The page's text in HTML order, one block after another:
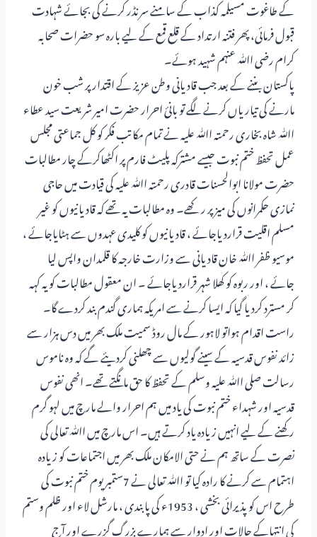
کے طاغوت مسیلمہ کذاب کے سامنے سرنڈر کرنے کی بجائے شہادت
قبول فرمائی، پھر فتنہ ارتداد کے قلع قمع کے لیے بارہ سو حضرات صحابہ
کرام رضی اﷲ عنہم شہید ہوئے۔
پاکستان بننے کے بعد جب قادیانی وطن عزیز کے اقتدار پر شب خون
مارنے کی تیاریاں کرنے لگے تو بانیٔ احرار حضرت امیر شریعت سید عطاء
اﷲ شاہ بخاری رحمتہ اﷲ علیہ نے تمام مکاتب فکر کو کل جماعتی مجلس
عمل تحفظ ختم نبوت جیسے مشترکہ پلیٹ فارم پر اکٹھاکرکے چار مطالبات
حضرت مولانا ابوالحسنات قادری رحمتہ اﷲ علیہ کی قیادت میں حاجی
نمازی حکمرانوں کی میز پر رکھے۔ وہ مطالبات یہ تھے کہ قادیانیوں کو غیر
مسلم اقلیت قراردیاجائے ، قادیانیوں کو کلیدی عہدوں سے ہٹایاجائے ،
موسیو ظفر اﷲ خان قادیانی سے وزارت خارجہ کا قلمدان واپس لیا
جائے ، اور ربوہ کو کھلا شہر قراردیاجائے ۔ ان معقول مطالبات کو یہ کہہ
کر مسترد کردیا گیا کہ ایسا کرنے سے امریکہ ہماری گندم بند کردے گا۔
راست اقدام ہواتو لاہور کے مال روڈ سمیت ملک بھر میں دس ہزار سے
زائد نفوس قدسیہ کے سینے گولیوں سے چھلنی کردیئے گے کہ وہ ناموس
رسالت صلی اﷲ علیہ وسلم کے تحفظ کا حق مانگتے تھے۔ انھی نفوس
قدسیہ اور شہداء ختم نبوت کی یاد میں ہم احرار والے مارچ میں لہو گرم
رکھنے کے لیے انہیں زیادہ یاد کرتے ہیں۔ اس مارچ میں اﷲ تعالی کی
نصرت کے ساتھ ہم نے حتی الامکان ملک بھر میں اجتماعات کو زیادہ
اہتمام سے کرنے کا رادہ کیا تو اﷲ تعالی نے 7ستمبر یوم ختم نبوت کی
طرح اس کو پذیرائی بخشی ، 1953ء کی پابندی ، مارشل لاء اور ظلم وستم
کی انتہاکے حالات اور ادوار سے ہمارے بزرگ گزرے اور آج